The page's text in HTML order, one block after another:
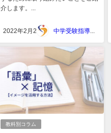
介します。...
2022年2月26日
教科別コラム